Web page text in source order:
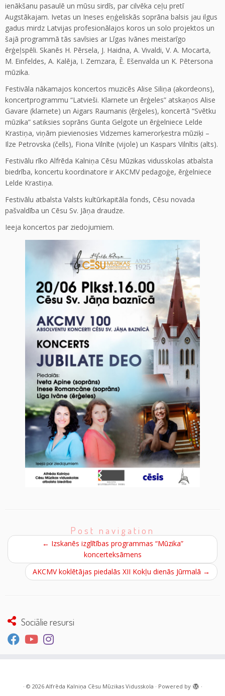
ienākšanu pasaulē un mūsu sirdīs, par cilvēka ceļu pretī
Augstākajam. Ivetas un Ineses eņģeliskās soprāna balsis jau ilgus
gadus mirdz Latvijas profesionālajos koros un solo projektos un
šajā programmā tās savīsies ar Līgas Ivānes meistarīgo
ērģeļspēli. Skanēs H. Pērsela, J. Haidna, A. Vivaldi, V. A. Mocarta,
M. Einfeldes, A. Kalēja, I. Zemzara, Ē. Ešenvalda un K. Pētersona
mūzika.
Festivāla nākamajos koncertos muzicēs Alise Siliņa (akordeons),
koncertprogrammu “Latvieši. Klarnete un ērģeles” atskaņos Alise
Gavare (klarnete) un Aigars Raumanis (ērģeles), koncertā “Svētku
mūzika” satiksies soprāns Gunta Gelgote un ērģelniece Lelde
Krastiņa, viņām pievienosies Vidzemes kamerorķestra mūziķi –
Ilze Petrovska (čells), Fiona Vilnīte (vijole) un Kaspars Vilnītis (alts).
Festivālu rīko Alfrēda Kalniņa Cēsu Mūzikas vidusskolas atbalsta
biedrība, koncertu koordinatore ir AKCMV pedagoģe, ērģelniece
Lelde Krastiņa.
Festivālu atbalsta Valsts kultūrkapitāla fonds, Cēsu novada
pašvaldība un Cēsu Sv. Jāņa draudze.
Ieeja koncertos par ziedojumiem.
Post navigation
← Izskanēs izglītības programmas “Mūzika”
koncerteksāmens
AKCMV koklētājas piedalās XII Kokļu dienās Jūrmalā →
Sociālie resursi
· © 2026 Alfrēda Kalniņa Cēsu Mūzikas Vidusskola · Powered by
·